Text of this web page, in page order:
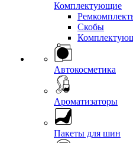
Комплектующие
Скобы
Автокосметика
Ароматизаторы
Пакеты для шин